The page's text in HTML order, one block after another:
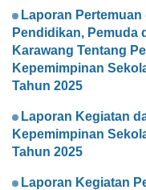
Laporan
Pendidikan, Pemuda
Karawang Tentang
Kepemimpinan
Tahun 2025
Laporan Kegiatan
Kepemimpinan
Tahun 2025
Laporan Kegiatan